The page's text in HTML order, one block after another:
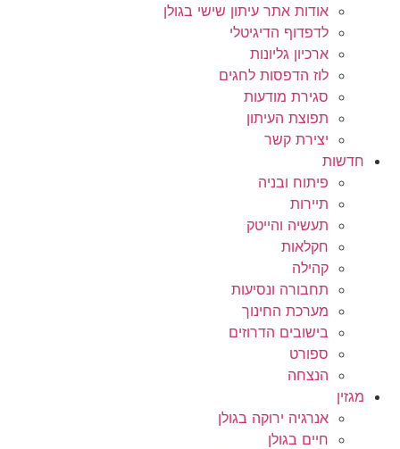
אודות אתר עיתון שישי בגולן
לדפדוף הדיגיטלי
ארכיון גליונות
לוז הדפסות לחגים
סגירת מודעות
תפוצת העיתון
יצירת קשר
חדשות
פיתוח ובניה
תיירות
תעשיה והייטק
חקלאות
קהילה
תחבורה ונסיעות
מערכת החינוך
בישובים הדרוזים
ספורט
הנצחה
מגזין
אנרגיה ירוקה בגולן
חיים בגולן